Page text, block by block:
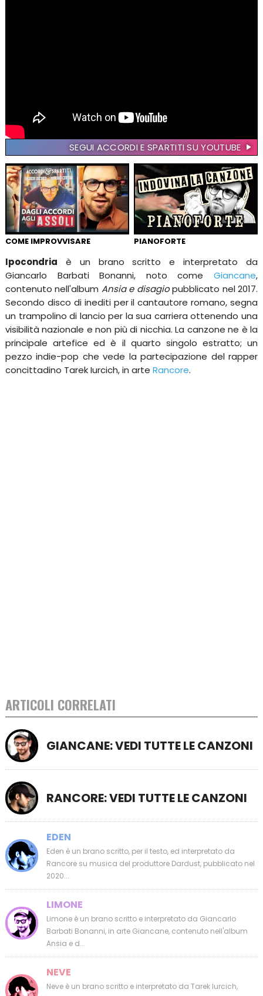
SEGUI ACCORDI E SPARTITI SU YOUTUBE
COME IMPROVVISARE PIANOFORTE
Ipocondria è un brano scritto e interpretato da
Giancarlo Barbati Bonanni, noto comeGiancane,
contenuto nell'album Ansia e disagiopubblicato nel 2017.
Secondo disco di inediti per il cantautore romano, segna
un trampolino di lancio per la sua carriera ottenendo una
visibilità nazionale e non più di nicchia. La canzone ne è la
principale artefice ed è il quarto singolo estratto; un
pezzo indie-pop che vede la partecipazione del rapper
concittadino Tarek Iurcich, in arte Rancore.
ARTICOLI CORRELATI
GIANCANE: VEDI TUTTE LE CANZONI
RANCORE: VEDI TUTTE LE CANZONI
EDEN
Eden è un brano scritto, per il testo, ed interpretato da
Rancore su musica del produttore Dardust, pubblicato nel
2020...
LIMONE
Limone è un brano scritto e interpretato da Giancarlo
Barbati Bonanni, in arte Giancane, contenuto nell'album
Ansia e d...
NEVE
Neve è un brano scritto e interpretato da Tarek Iurcich,